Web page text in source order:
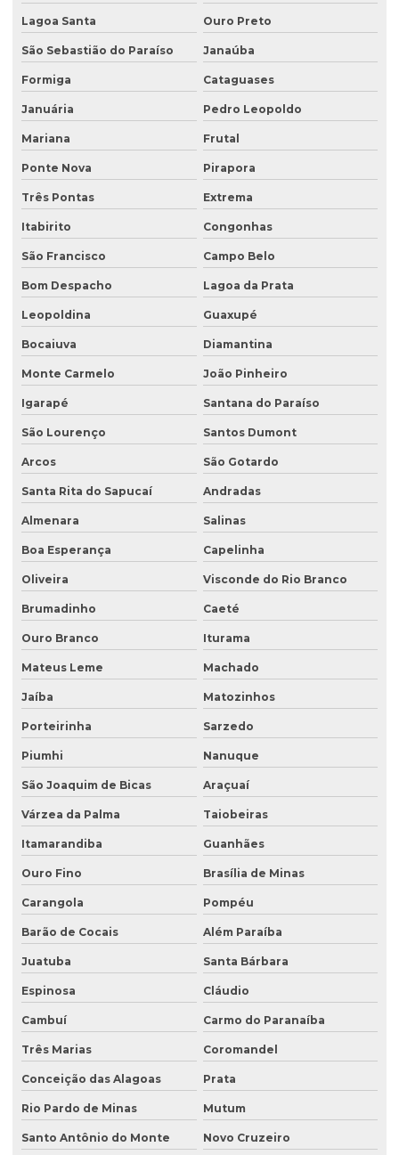
Empresas que fazem análise de água
Ensaio percolação do solo
Ensaio triaxial de solos
Escritório de consultoria ambiental
Estudo hidrogeológico
Estudo hidrológico
Estudo hidrológico para outorga
Estudo hidrológico para pontes
Estudo de passivo ambiental
Exploração de águas subterrâneas
Gerenciamento de efluentes
Instalação de tanques de combustíveis subterrâneos
Investigação ambiental
Investigação ambiental confirmatória
Investigação ambiental detalhada
Investigação ambiental preliminar
Investigação confirmatória
Investigação confirmatória de passivo ambiental
Investigação detalhada de passivo ambiental
Laboratório de análise de água
Laboratório de análise de efluentes
Laudo hidrogeológico
Laudo de passivo ambiental
Licenciamento ambiental de aterro sanitário
Licenciamento ambiental para atividades agropecuárias
Licenciamento ambiental de atividades rurais
Licenciamento ambiental de barragens
Licenciamento ambiental condomínio residencial
Licenciamento ambiental para construção civil
Licenciamento ambiental para empresas
Licenciamento ambiental de fábricas
Licenciamento ambiental industrial
Lagoa Santa Ouro Preto
São Sebastião do Paraíso Janaúba
Formiga Cataguases
Januária Pedro Leopoldo
Mariana Frutal
Ponte Nova Pirapora
Três Pontas Extrema
Itabirito Congonhas
São Francisco Campo Belo
Bom Despacho Lagoa da Prata
Leopoldina Guaxupé
Bocaiuva Diamantina
Monte Carmelo João Pinheiro
Igarapé Santana do Paraíso
São Lourenço Santos Dumont
Arcos São Gotardo
Santa Rita do Sapucaí Andradas
Almenara Salinas
Boa Esperança Capelinha
Oliveira Visconde do Rio Branco
Brumadinho Caeté
Ouro Branco Iturama
Mateus Leme Machado
Jaíba Matozinhos
Porteirinha Sarzedo
Piumhi Nanuque
São Joaquim de Bicas Araçuaí
Várzea da Palma Taiobeiras
Itamarandiba Guanhães
Ouro Fino Brasília de Minas
Carangola Pompéu
Barão de Cocais Além Paraíba
Juatuba Santa Bárbara
Espinosa Cláudio
Cambuí Carmo do Paranaíba
Três Marias Coromandel
Conceição das Alagoas Prata
Rio Pardo de Minas Mutum
Santo Antônio do Monte Novo Cruzeiro